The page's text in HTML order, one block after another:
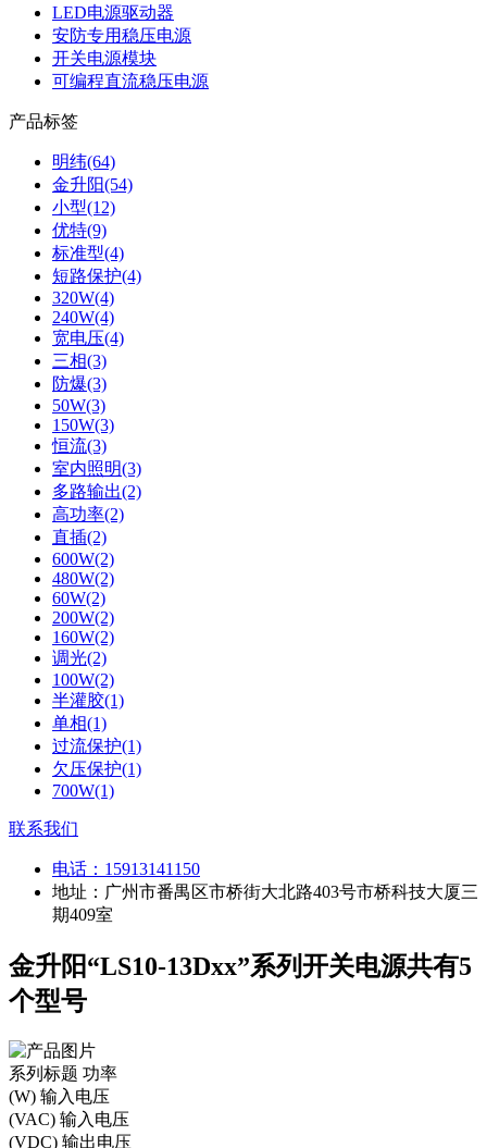
LED电源驱动器
安防专用稳压电源
开关电源模块
可编程直流稳压电源
产品标签
明纬(64)
金升阳(54)
小型(12)
优特(9)
标准型(4)
短路保护(4)
320W(4)
240W(4)
宽电压(4)
三相(3)
防爆(3)
50W(3)
150W(3)
恒流(3)
室内照明(3)
多路输出(2)
高功率(2)
直插(2)
600W(2)
480W(2)
60W(2)
200W(2)
160W(2)
调光(2)
100W(2)
半灌胶(1)
单相(1)
过流保护(1)
欠压保护(1)
700W(1)
联系我们
电话： 15913141150
地址：广州市番禺区市桥街大北路403号市桥科技大厦三
期409室
金升阳“LS10-13Dxx”系列开关电源共有5
个型号
系列标题 功率
(W) 输入电压
(VAC) 输入电压
(VDC) 输出电压